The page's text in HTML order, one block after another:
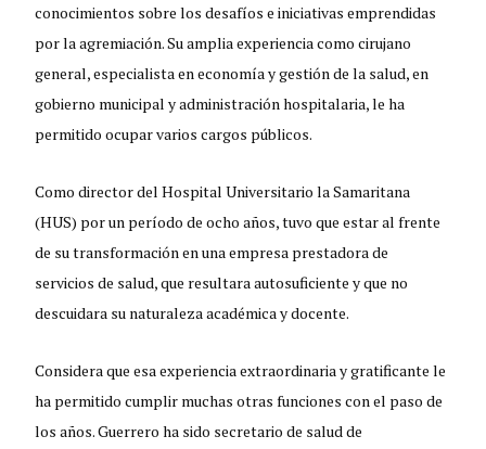
conocimientos sobre los desafíos e iniciativas emprendidas
por la agremiación. Su amplia experiencia como cirujano
general, especialista en economía y gestión de la salud, en
gobierno municipal y administración hospitalaria, le ha
permitido ocupar varios cargos públicos.
Como director del Hospital Universitario la Samaritana
(HUS) por un período de ocho años, tuvo que estar al frente
de su transformación en una empresa prestadora de
servicios de salud, que resultara autosuficiente y que no
descuidara su naturaleza académica y docente.
Considera que esa experiencia extraordinaria y gratificante le
ha permitido cumplir muchas otras funciones con el paso de
los años. Guerrero ha sido secretario de salud de